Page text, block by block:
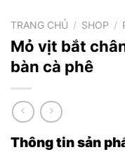
TRANG CHỦ / SHOP /
Mỏ vịt bắt
bàn cà phê
Thông tin sản